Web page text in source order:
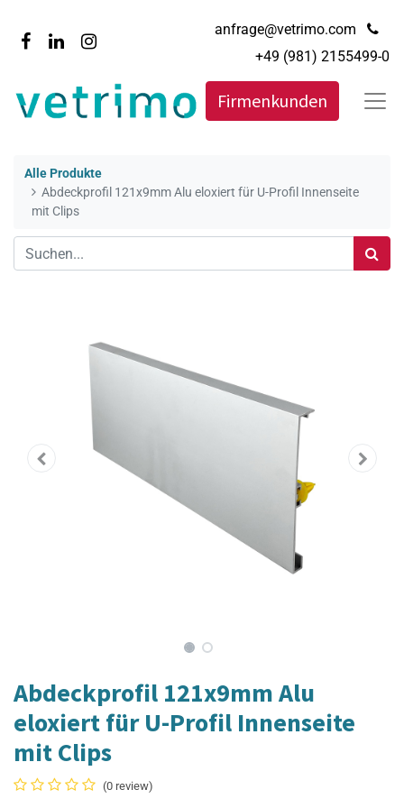
anfrage@vetrimo.com
+49 (981) 2155499-0
Firmenkunden
Alle Produkte
Abdeckprofil 121x9mm Alu eloxiert für U-Profil Innenseite
mit Clips
Abdeckprofil 121x9mm Alu
eloxiert für U-Profil Innenseite
mit Clips
(0 review)